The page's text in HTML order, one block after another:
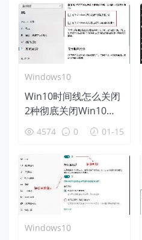
Windows10
Win10时间线怎么关闭
2种彻底关闭Win10时
间线方法
4574 0 01-15
Windows10